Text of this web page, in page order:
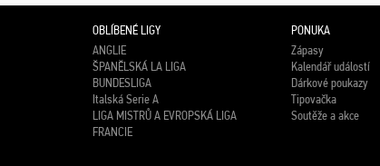
OBLÍBENÉ LIGY
ANGLIE
ŠPANĚLSKÁ LA LIGA
BUNDESLIGA
Italská Serie A
LIGA MISTRŮ A EVROPSKÁ LIGA
FRANCIE
PONUKA
Zápasy
Kalendář událostí
Dárkové poukazy
Tipovačka
Soutěže a akce